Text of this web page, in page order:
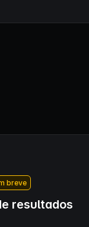
breve
resultados